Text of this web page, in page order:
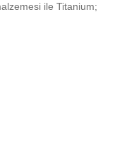
ile Titanium;